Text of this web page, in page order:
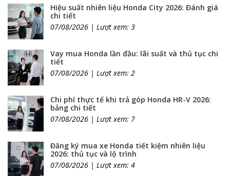
Hiệu suất nhiên liệu Honda City 2026: Đánh giá
chi tiết
07/08/2026 | Lượt xem: 3
Vay mua Honda lần đầu: lãi suất và thủ tục chi
tiết
07/08/2026 | Lượt xem: 2
Chi phí thực tế khi trả góp Honda HR-V 2026:
bảng chi tiết
07/08/2026 | Lượt xem: 7
Đăng ký mua xe Honda tiết kiệm nhiên liệu
2026: thủ tục và lộ trình
07/08/2026 | Lượt xem: 4